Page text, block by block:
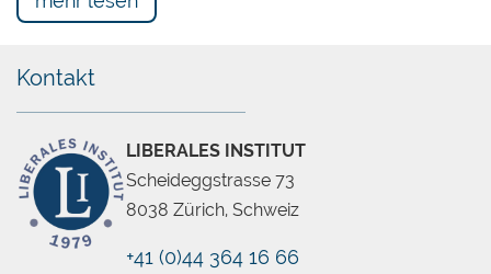
Kontakt
LIBERALES INSTITUT
Scheideggstrasse 73
8038 Zürich, Schweiz
+41 (0)44 364 16 66